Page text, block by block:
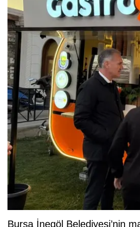
Bursa İnegöl Belediyesi’nin